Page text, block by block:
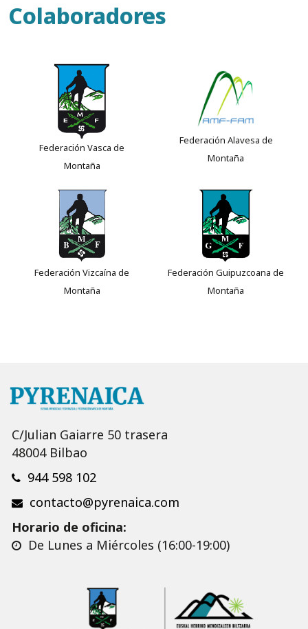
Colaboradores
Federación Vasca de
Montaña
Federación Alavesa de
Montaña
Federación Vizcaína de
Montaña
Federación Guipuzcoana de
Montaña
C/Julian Gaiarre 50 trasera
48004 Bilbao
944 598 102
contacto@pyrenaica.com
Horario de oficina:
De Lunes a Miércoles (16:00-19:00)